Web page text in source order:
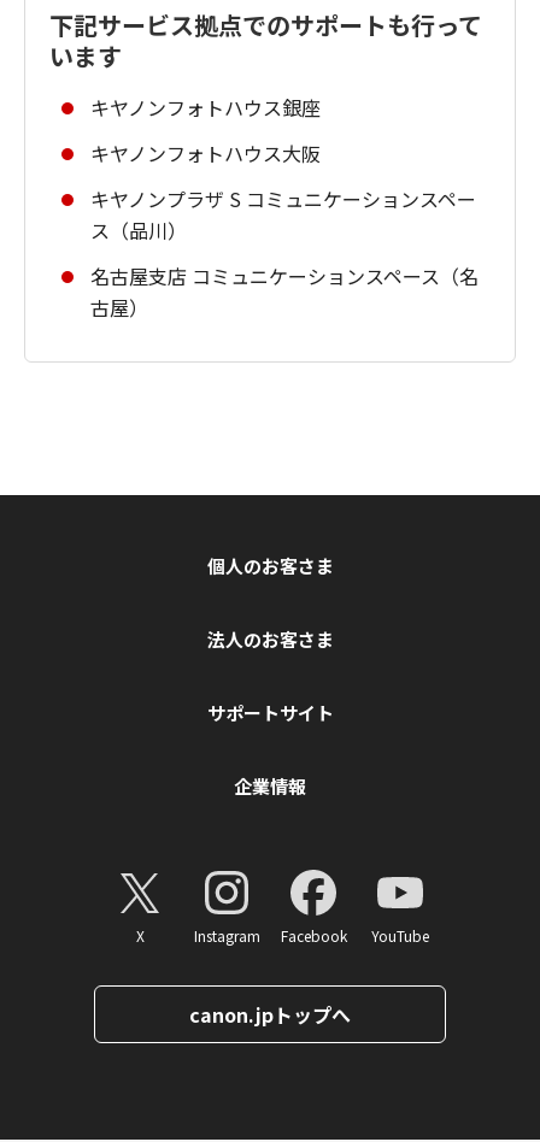
下記サービス拠点でのサポートも行って
います
キヤノンフォトハウス銀座
キヤノンフォトハウス大阪
キヤノンプラザ S コミュニケーションスペー
ス（品川）
名古屋支店 コミュニケーションスペース（名
古屋）
個人のお客さま
法人のお客さま
サポートサイト
企業情報
X Instagram Facebook YouTube
canon.jpトップへ